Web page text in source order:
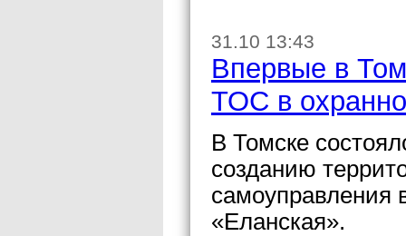
31.10 13:43
Впервые в
ТОС в
В Томске
созданию
самоуправления
«Еланская».